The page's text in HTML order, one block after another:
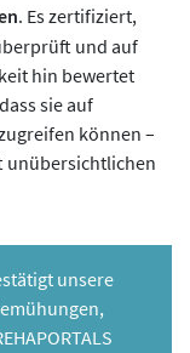
. Es zertifiziert,
und auf
hin bewertet
sie auf
können –
unübersichtlichen
unsere